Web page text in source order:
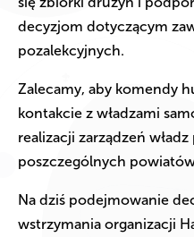
decyzjom dotyczącym
pozalekcyjnych.
Zalecamy, aby komendy
kontakcie z władzami
realizacji zarządzeń
poszczególnych
Na dziś podejmowanie
wstrzymania organizacji